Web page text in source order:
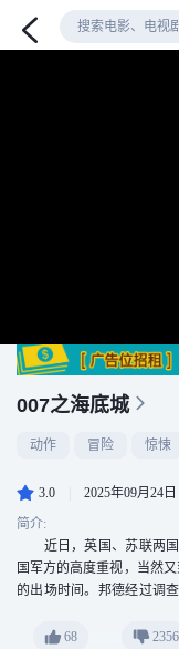
007之海底城
动作 冒险 惊悚
3.0 2025年09月24日
简介:
近日，英国、苏联两国
国军方的高度重视，当然又
的出场时间。邦德经过调
登堡高薪聘请科学家研发
68 2356